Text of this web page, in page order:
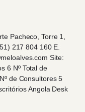
Pacheco, Torre 1,
217 804 160 E.
Site:
6 Nº Total de
de Consultores 5
Angola Desk